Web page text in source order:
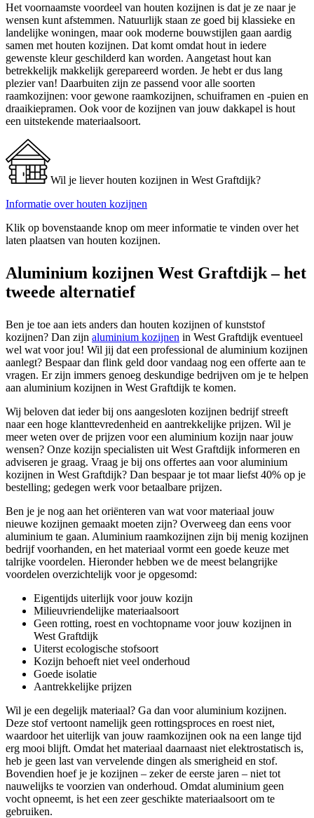
Het voornaamste voordeel van houten kozijnen is dat je ze naar je
wensen kunt afstemmen. Natuurlijk staan ze goed bij klassieke en
landelijke woningen, maar ook moderne bouwstijlen gaan aardig
samen met houten kozijnen. Dat komt omdat hout in iedere
gewenste kleur geschilderd kan worden. Aangetast hout kan
betrekkelijk makkelijk gerepareerd worden. Je hebt er dus lang
plezier van! Daarbuiten zijn ze passend voor alle soorten
raamkozijnen: voor gewone raamkozijnen, schuiframen en -puien en
draaikiepramen. Ook voor de kozijnen van jouw dakkapel is hout
een uitstekende materiaalsoort.
Wil je liever houten kozijnen in West Graftdijk?
Informatie over houten kozijnen
Klik op bovenstaande knop om meer informatie te vinden over het
laten plaatsen van houten kozijnen.
Aluminium kozijnen West Graftdijk – het
tweede alternatief
Ben je toe aan iets anders dan houten kozijnen of kunststof
kozijnen? Dan zijn aluminium kozijnen in West Graftdijk eventueel
wel wat voor jou! Wil jij dat een professional de aluminium kozijnen
aanlegt? Bespaar dan flink geld door vandaag nog een offerte aan te
vragen. Er zijn immers genoeg deskundige bedrijven om je te helpen
aan aluminium kozijnen in West Graftdijk te komen.
Wij beloven dat ieder bij ons aangesloten kozijnen bedrijf streeft
naar een hoge klanttevredenheid en aantrekkelijke prijzen. Wil je
meer weten over de prijzen voor een aluminium kozijn naar jouw
wensen? Onze kozijn specialisten uit West Graftdijk informeren en
adviseren je graag. Vraag je bij ons offertes aan voor aluminium
kozijnen in West Graftdijk? Dan bespaar je tot maar liefst 40% op je
bestelling; gedegen werk voor betaalbare prijzen.
Ben je je nog aan het oriënteren van wat voor materiaal jouw
nieuwe kozijnen gemaakt moeten zijn? Overweeg dan eens voor
aluminium te gaan. Aluminium raamkozijnen zijn bij menig kozijnen
bedrijf voorhanden, en het materiaal vormt een goede keuze met
talrijke voordelen. Hieronder hebben we de meest belangrijke
voordelen overzichtelijk voor je opgesomd:
Eigentijds uiterlijk voor jouw kozijn
Milieuvriendelijke materiaalsoort
Geen rotting, roest en vochtopname voor jouw kozijnen in
West Graftdijk
Uiterst ecologische stofsoort
Kozijn behoeft niet veel onderhoud
Goede isolatie
Aantrekkelijke prijzen
Wil je een degelijk materiaal? Ga dan voor aluminium kozijnen.
Deze stof vertoont namelijk geen rottingsproces en roest niet,
waardoor het uiterlijk van jouw raamkozijnen ook na een lange tijd
erg mooi blijft. Omdat het materiaal daarnaast niet elektrostatisch is,
heb je geen last van vervelende dingen als smerigheid en stof.
Bovendien hoef je je kozijnen – zeker de eerste jaren – niet tot
nauwelijks te voorzien van onderhoud. Omdat aluminium geen
vocht opneemt, is het een zeer geschikte materiaalsoort om te
gebruiken.